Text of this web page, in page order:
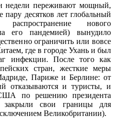
недели переживают мощный,
десятков лет глобальный
нового
его пандемией) вынудило
ограничить или вовсе
где в городе Ухань и был
инфекции. После того как
стран, жесткие меры
Париже и Берлине: от
отказываются и туристы, и
по решению президента
свои границы для
Великобритании).